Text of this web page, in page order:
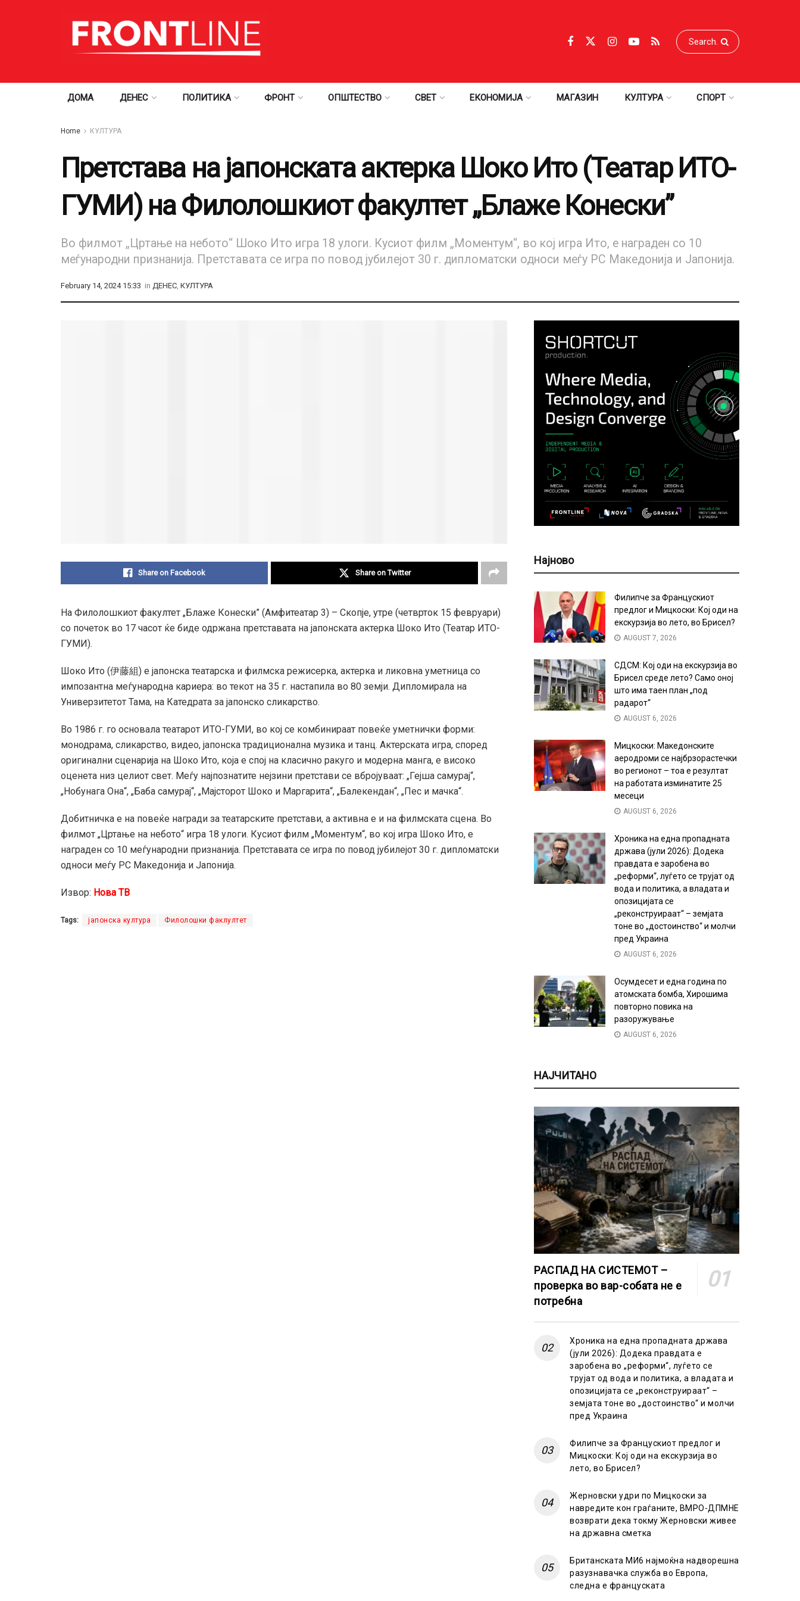
ДОМА ДЕНЕС ПОЛИТИКА ФРОНТ ОПШТЕСТВО СВЕТ ЕКОНОМИЈА МАГАЗИН КУЛТУРА СПОРТ
Home КУЛТУРА
Претстава на јапонската актерка Шоко Ито (Театар ИТО-
ГУМИ) на Филолошкиот факултет „Блаже Конески”
Во филмот „Цртање на небото“ Шоко Ито игра 18 улоги. Кусиот филм „Моментум“, во кој игра Ито, е награден со 10
меѓународни признанија. Претставата се игра по повод јубилејот 30 г. дипломатски односи меѓу РС Македонија и Јапонија.
February 14, 2024 15:33 in ДЕНЕС, КУЛТУРА
Share on Facebook Share on Twitter
На Филолошкиот факултет „Блаже Конески” (Амфитеатар 3) – Скопје, утре (четврток 15 февруари)
со почеток во 17 часот ќе биде одржана претставата на јапонската актерка Шоко Ито (Театар ИТО-
ГУМИ).
Шоко Ито (伊藤組) е јапонска театарска и филмска режисерка, актерка и ликовна уметница со
импозантна меѓународна кариера: во текот на 35 г. настапила во 80 земји. Дипломирала на
Универзитетот Тама, на Катедрата за јапонско сликарство.
Во 1986 г. го основала театарот ИТО-ГУМИ, во кој се комбинираат повеќе уметнички форми:
монодрама, сликарство, видео, јапонска традиционална музика и танц. Актерската игра, според
оригинални сценарија на Шоко Ито, која е спој на класично ракуго и модерна манга, е високо
оценета низ целиот свет. Меѓу најпознатите нејзини претстави се вбројуваат: „Гејша самурај“,
„Нобунага Она“, „Баба самурај“, „Мајсторот Шоко и Маргарита“, „Балекендан“, „Пес и мачка“.
Добитничка е на повеќе награди за театарските претстави, а активна е и на филмската сцена. Во
филмот „Цртање на небото“ игра 18 улоги. Кусиот филм „Моментум“, во кој игра Шоко Ито, е
награден со 10 меѓународни признанија. Претставата се игра по повод јубилејот 30 г. дипломатски
односи меѓу РС Македонија и Јапонија.
Извор: Нова ТВ
Tags: јапонска култура Филолошки факлултет
Најново
Филипче за Францускиот
предлог и Мицкоски: Кој оди на
екскурзија во лето, во Брисел?
AUGUST 7, 2026
СДСМ: Кој оди на екскурзија во
Брисел среде лето? Само оној
што има таен план „под
радарот“
AUGUST 6, 2026
Мицкоски: Македонските
аеродроми се најбрзорастечки
во регионот – тоа е резултат
на работата изминатите 25
месеци
AUGUST 6, 2026
Хроника на една пропадната
држава (јули 2026): Додека
правдата е заробена во
„реформи“, луѓето се трујат од
вода и политика, а владата и
опозицијата се
„реконструираат“ – земјата
тоне во „достоинство“ и молчи
пред Украина
AUGUST 6, 2026
Осумдесет и една година по
атомската бомба, Хирошима
повторно повика на
разоружување
AUGUST 6, 2026
НАЈЧИТАНО
РАСПАД НА СИСТЕМОТ –
проверка во вар-собата не е
потребна
Хроника на една пропадната држава
(јули 2026): Додека правдата е
заробена во „реформи“, луѓето се
трујат од вода и политика, а владата и
опозицијата се „реконструираат“ –
земјата тоне во „достоинство“ и молчи
пред Украина
Филипче за Францускиот предлог и
Мицкоски: Кој оди на екскурзија во
лето, во Брисел?
Жерновски удри по Мицкоски за
навредите кон граѓаните, ВМРО-ДПМНЕ
возврати дека токму Жерновски живее
на државна сметка
Британската МИ6 најмоќна надворешна
разузнавачка служба во Европа,
следна е француската